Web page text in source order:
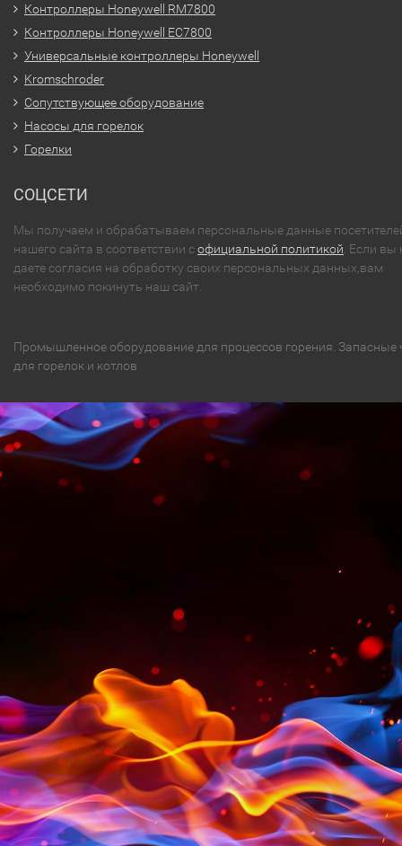
Контроллеры Honeywell RM7800
Контроллеры Honeywell EC7800
Универсальные контроллеры Honeywell
Kromschroder
Сопутствующее оборудование
Насосы для горелок
Горелки
СОЦСЕТИ
Мы получаем и обрабатываем персональные данные
нашего сайта в соответствии софициальной политикой. Если вы
даете согласия на обработку своих персональных данных,вам
необходимо покинуть наш сайт.
Промышленное оборудование для процессов горения. Запасные
для горелок и котлов